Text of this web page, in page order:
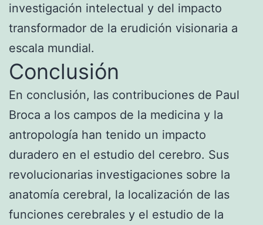
investigación intelectual y del impacto
transformador de la erudición visionaria a
escala mundial.
Conclusión
En conclusión, las contribuciones de Paul
Broca a los campos de la medicina y la
antropología han tenido un impacto
duradero en el estudio del cerebro. Sus
revolucionarias investigaciones sobre la
anatomía cerebral, la localización de las
funciones cerebrales y el estudio de la